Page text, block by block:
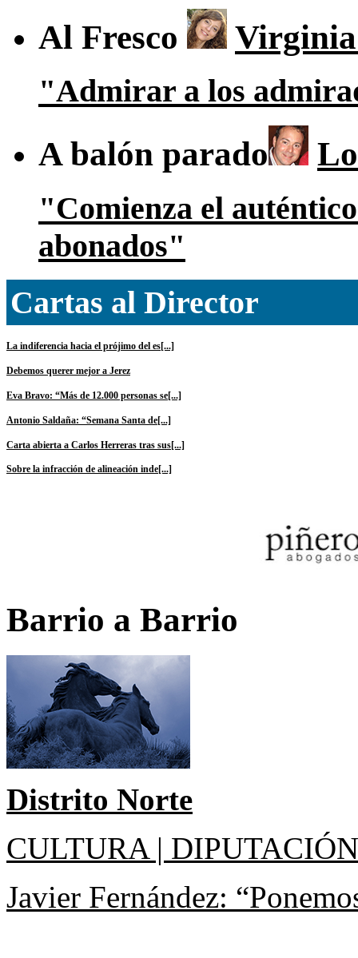
Al Fresco
"Admirar a los
A balón parado
"Comienza el
abonados"
Cartas al Director
La indiferencia hacia el prójimo del es[...]
Debemos querer mejor a Jerez
Eva Bravo: “Más de 12.000 personas se[...]
Antonio Saldaña: “Semana Santa de[...]
Carta abierta a Carlos Herreras tras sus[...]
Sobre la infracción de alineación inde[...]
Barrio a Barrio
Distrito Norte
CULTURA |
Javier Fernández: